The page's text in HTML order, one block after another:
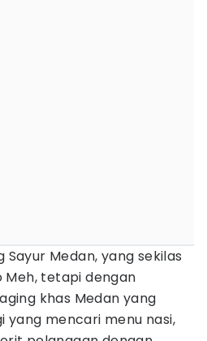
Sayur Medan, yang sekilas
Meh, tetapi dengan
khas Medan yang
yang mencari menu nasi,